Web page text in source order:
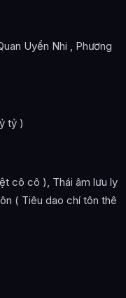
Uyển Nhi , Phương
tỷ )
cô cô ), Thái âm lưu ly
( Tiêu dao chí tôn thê